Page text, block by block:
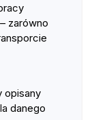
zarówno
opisany
danego